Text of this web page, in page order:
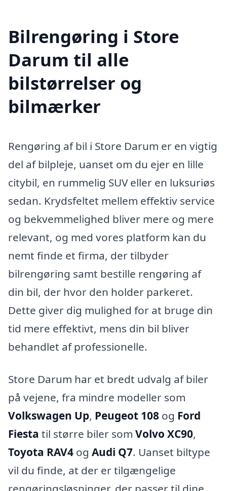
Bilrengøring i Store
Darum til alle
bilstørrelser og
bilmærker
Rengøring af bil i Store Darum er en vigtig
del af bilpleje, uanset om du ejer en lille
citybil, en rummelig SUV eller en luksuriøs
sedan. Krydsfeltet mellem effektiv service
og bekvemmelighed bliver mere og mere
relevant, og med vores platform kan du
nemt finde et firma, der tilbyder
bilrengøring samt bestille rengøring af
din bil, der hvor den holder parkeret.
Dette giver dig mulighed for at bruge din
tid mere effektivt, mens din bil bliver
behandlet af professionelle.
Store Darum har et bredt udvalg af biler
på vejene, fra mindre modeller som
Volkswagen Up, Peugeot 108 og Ford
Fiesta til større biler som Volvo XC90,
Toyota RAV4 og Audi Q7. Uanset biltype
vil du finde, at der er tilgængelige